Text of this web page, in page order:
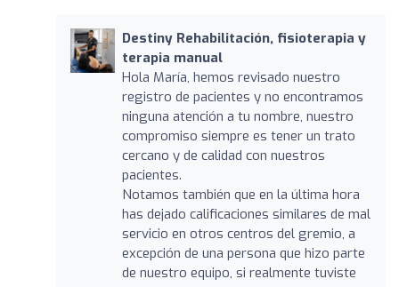
Destiny Rehabilitación, fisioterapia y
terapia manual
Hola María, hemos revisado nuestro
registro de pacientes y no encontramos
ninguna atención a tu nombre, nuestro
compromiso siempre es tener un trato
cercano y de calidad con nuestros
pacientes.
Notamos también que en la última hora
has dejado calificaciones similares de mal
servicio en otros centros del gremio, a
excepción de una persona que hizo parte
de nuestro equipo, si realmente tuviste